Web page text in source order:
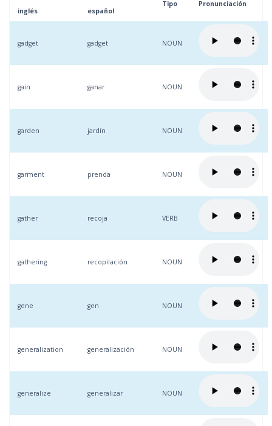
inglés
español
Tipo Pronunciación
gadget gadget NOUN
gain ganar NOUN
garden jardín NOUN
garment prenda NOUN
gather recoja VERB
gathering recopilación NOUN
gene gen NOUN
generalization generalización NOUN
generalize generalizar NOUN